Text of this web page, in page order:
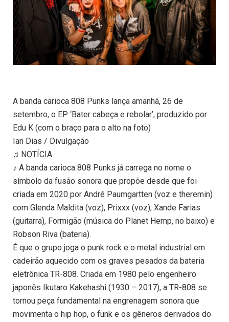
A banda carioca 808 Punks lança amanhã, 26 de
setembro, o EP ‘Bater cabeça e rebolar’, produzido por
Edu K (com o braço para o alto na foto)
Ian Dias / Divulgação
♫ NOTÍCIA
♪ A banda carioca 808 Punks já carrega no nome o
símbolo da fusão sonora que propõe desde que foi
criada em 2020 por André Paumgartten (voz e theremin)
com Glenda Maldita (voz), Prixxx (voz), Xande Farias
(guitarra), Formigão (música do Planet Hemp, no baixo) e
Robson Riva (bateria).
É que o grupo joga o punk rock e o metal industrial em
cadeirão aquecido com os graves pesados da bateria
eletrônica TR-808. Criada em 1980 pelo engenheiro
japonês Ikutaro Kakehashi (1930 – 2017), a TR-808 se
tornou peça fundamental na engrenagem sonora que
movimenta o hip hop, o funk e os gêneros derivados do